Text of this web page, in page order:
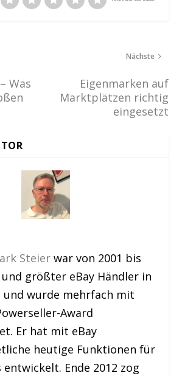
Was
Nächste
Eigenmarken auf
Marktplätzen richtig
eingesetzt
Steier war von 2001 bis
größter eBay Händler in
und wurde mehrfach mit
Award
Er hat mit eBay
heutige Funktionen für
Ende 2012 zog